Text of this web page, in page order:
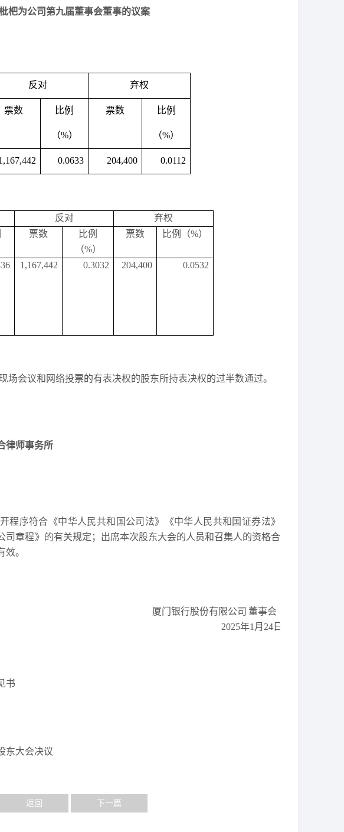
杷为公司第九届董事会董事的议案
反对 弃权
票数 比例
（%）
票数 比例
（%）
0.0633 204,400 0.0112
反对
弃权
票数
比例
（%）
票数 比例（%）
1,167,442 0.3032 204,400 0.0532
场会议和网络投票的有表决权的股东所持表决权的过半数通过。
律师事务所
程序符合《中华人民共和国公司法》《中华人民共和国证券法》
司章程》的有关规定；出席本次股东大会的人员和召集人的资格合
。
厦门银行股份有限公司 董事会
2025年1月24日
书
东大会决议
返回 下一篇